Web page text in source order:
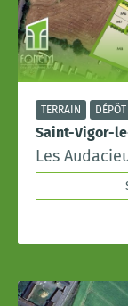
TERRAIN
Saint-Vigor-
Les